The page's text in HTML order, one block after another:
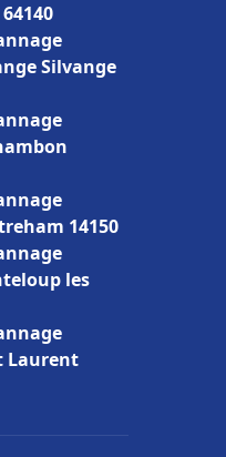
Silvange
14150
les
Laurent